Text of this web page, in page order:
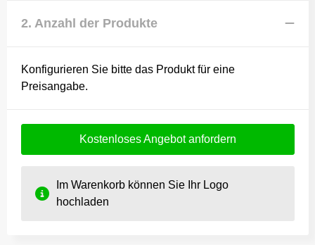
2. Anzahl der Produkte
Konfigurieren Sie bitte das Produkt für eine
Preisangabe.
Kostenloses Angebot anfordern
Im Warenkorb können Sie Ihr Logo
hochladen